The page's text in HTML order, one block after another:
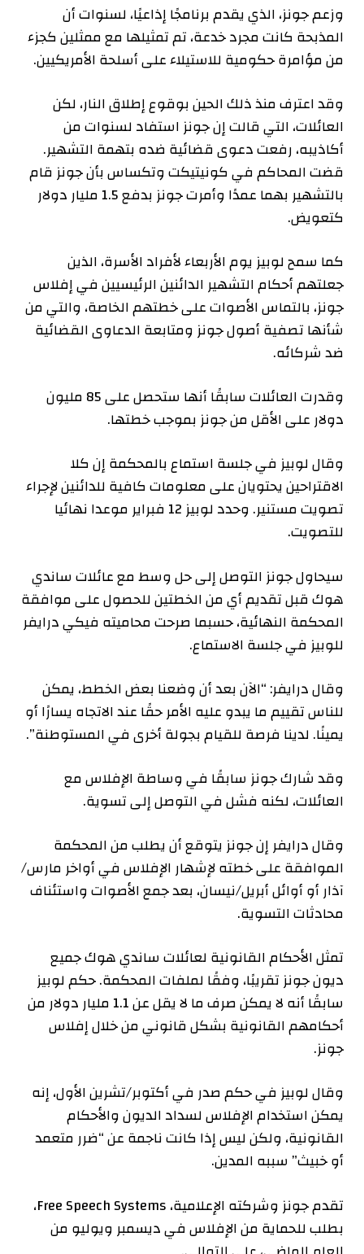
وزعم جونز، الذي يقدم برنامجًا إذاعيًا، لسنوات أن
المذبحة كانت مجرد خدعة، تم تمثيلها مع ممثلين كجزء
من مؤامرة حكومية للاستيلاء على أسلحة الأمريكيين.
وقد اعترف منذ ذلك الحين بوقوع إطلاق النار، لكن
العائلات، التي قالت إن جونز استفاد لسنوات من
أكاذيبه، رفعت دعوى قضائية ضده بتهمة التشهير.
قضت المحاكم في كونيتيكت وتكساس بأن جونز قام
بالتشهير بهما عمدًا وأمرت جونز بدفع 1.5 مليار دولار
كتعويض.
كما سمح لوبيز يوم الأربعاء لأفراد الأسرة، الذين
جعلتهم أحكام التشهير الدائنين الرئيسيين في إفلاس
جونز، بالتماس الأصوات على خطتهم الخاصة، والتي من
شأنها تصفية أصول جونز ومتابعة الدعاوى القضائية
ضد شركائه.
وقدرت العائلات سابقًا أنها ستحصل على 85 مليون
دولار على الأقل من جونز بموجب خطتها.
وقال لوبيز في جلسة استماع بالمحكمة إن كلا
الاقتراحين يحتويان على معلومات كافية للدائنين لإجراء
تصويت مستنير. وحدد لوبيز 12 فبراير موعدا نهائيا
للتصويت.
سيحاول جونز التوصل إلى حل وسط مع عائلات ساندي
هوك قبل تقديم أي من الخطتين للحصول على موافقة
المحكمة النهائية، حسبما صرحت محاميته فيكي درايفر
للوبيز في جلسة الاستماع.
وقال درايفر: “الآن بعد أن وضعنا بعض الخطط، يمكن
للناس تقييم ما يبدو عليه الأمر حقًا عند الاتجاه يسارًا أو
يمينًا. لدينا فرصة للقيام بجولة أخرى في المستوطنة”.
وقد شارك جونز سابقًا في وساطة الإفلاس مع
العائلات، لكنه فشل في التوصل إلى تسوية.
وقال درايفر إن جونز يتوقع أن يطلب من المحكمة
الموافقة على خطته لإشهار الإفلاس في أواخر مارس/
آذار أو أوائل أبريل/نيسان، بعد جمع الأصوات واستئناف
محادثات التسوية.
تمثل الأحكام القانونية لعائلات ساندي هوك جميع
ديون جونز تقريبًا، وفقًا لملفات المحكمة. حكم لوبيز
سابقًا أنه لا يمكن صرف ما لا يقل عن 1.1 مليار دولار من
أحكامهم القانونية بشكل قانوني من خلال إفلاس
جونز.
وقال لوبيز في حكم صدر في أكتوبر/تشرين الأول، إنه
يمكن استخدام الإفلاس لسداد الديون والأحكام
القانونية، ولكن ليس إذا كانت ناجمة عن “ضرر متعمد
أو خبيث” سببه المدين.
تقدم جونز وشركته الإعلامية، Free Speech Systems،
بطلب للحماية من الإفلاس في ديسمبر ويوليو من